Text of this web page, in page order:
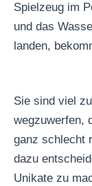
Spielzeug im
und das
landen,
Sie sind viel
wegzuwerfen,
ganz schlecht
dazu
Unikate zu